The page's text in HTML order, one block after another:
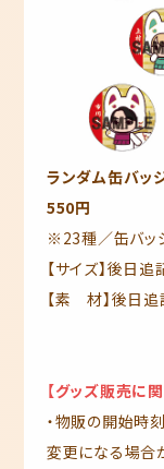
ランダム缶バッ
550円
※23種／缶バッ
【サイズ】後日追
【素 材】後日追
【グッズ販売に
・物販の開始時
変更になる場合